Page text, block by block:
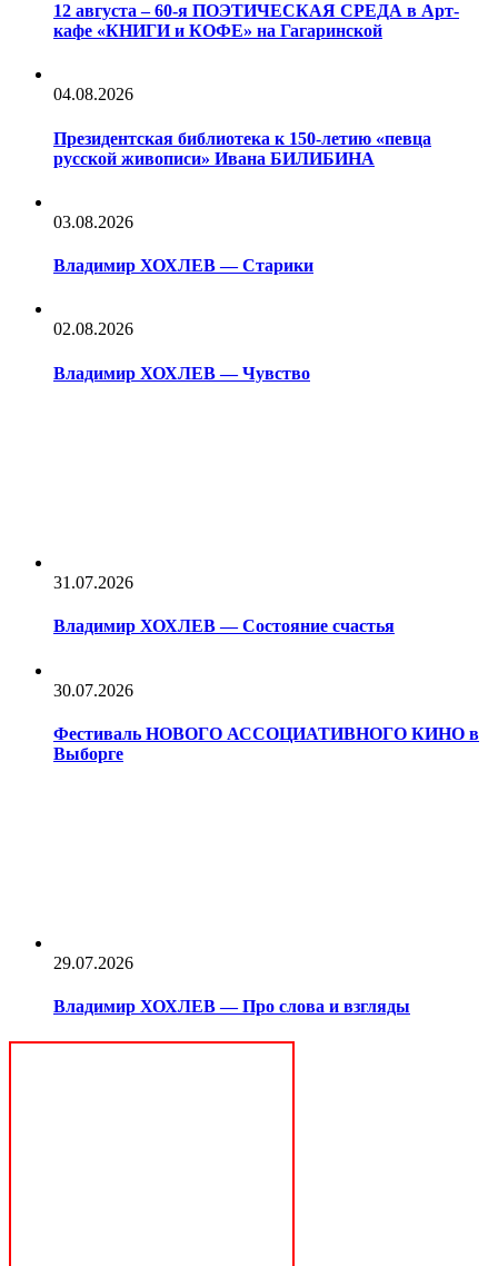
12 августа – 60-я ПОЭТИЧЕСКАЯ СРЕДА в Арт-
кафе «КНИГИ и КОФЕ» на Гагаринской
04.08.2026
Президентская библиотека к 150-летию «певца
русской живописи» Ивана БИЛИБИНА
03.08.2026
Владимир ХОХЛЕВ — Старики
02.08.2026
Владимир ХОХЛЕВ — Чувство
31.07.2026
Владимир ХОХЛЕВ — Состояние счастья
30.07.2026
Фестиваль НОВОГО АССОЦИАТИВНОГО КИНО в
Выборге
29.07.2026
Владимир ХОХЛЕВ — Про слова и взгляды